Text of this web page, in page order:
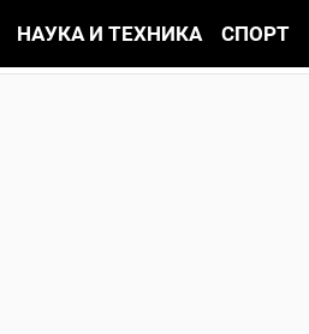
НАУКА И ТЕХНИКА СПОРТ